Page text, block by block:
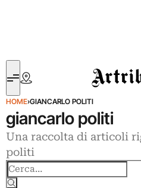
Artribune
HOME›GIANCARLO POLITI
giancarlo politi
Una raccolta di articoli
politi